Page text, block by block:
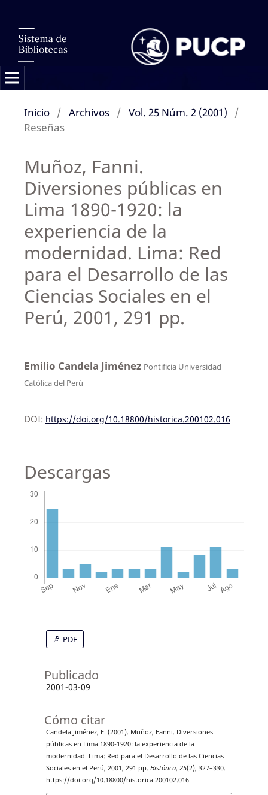
Inicio / Archivos / Vol. 25 Núm. 2 (2001)
/
Reseñas
Muñoz, Fanni.
Diversiones públicas en
Lima 1890-1920: la
experiencia de la
modernidad. Lima: Red
para el Desarrollo de las
Ciencias Sociales en el
Perú, 2001, 291 pp.
Emilio Candela Jiménez Pontificia Universidad
Católica del Perú
DOI: https://doi.org/10.18800/historica.200102.016
Descargas
PDF
Publicado
2001-03-09
Cómo citar
Candela Jiménez, E. (2001). Muñoz, Fanni. Diversiones
públicas en Lima 1890-1920: la experiencia de la
modernidad. Lima: Red para el Desarrollo de las Ciencias
Sociales en el Perú, 2001, 291 pp. Histórica, 25(2), 327–330.
https://doi.org/10.18800/historica.200102.016